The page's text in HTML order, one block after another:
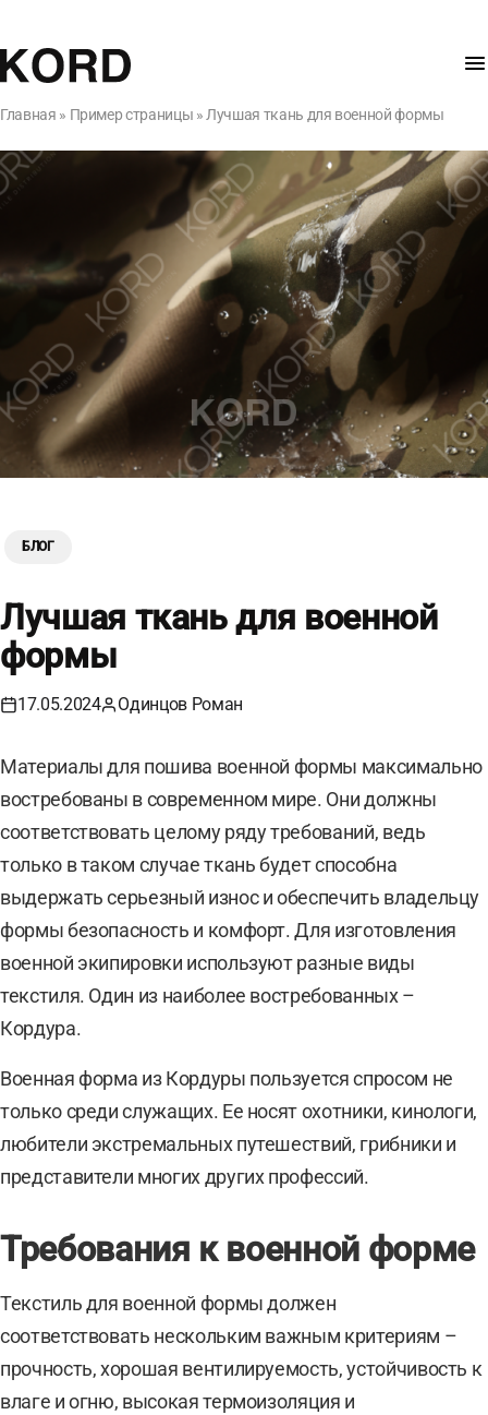
Главная » Пример страницы » Лучшая ткань для военной формы
БЛОГ
Лучшая ткань для военной
формы
17.05.2024 Одинцов Роман
Материалы для пошива военной формы максимально
востребованы в современном мире. Они должны
соответствовать целому ряду требований, ведь
только в таком случае ткань будет способна
выдержать серьезный износ и обеспечить владельцу
формы безопасность и комфорт. Для изготовления
военной экипировки используют разные виды
текстиля. Один из наиболее востребованных –
Кордура.
Военная форма из Кордуры пользуется спросом не
только среди служащих. Ее носят охотники, кинологи,
любители экстремальных путешествий, грибники и
представители многих других профессий.
Требования к военной форме
Текстиль для военной формы должен
соответствовать нескольким важным критериям –
прочность, хорошая вентилируемость, устойчивость к
влаге и огню, высокая термоизоляция и